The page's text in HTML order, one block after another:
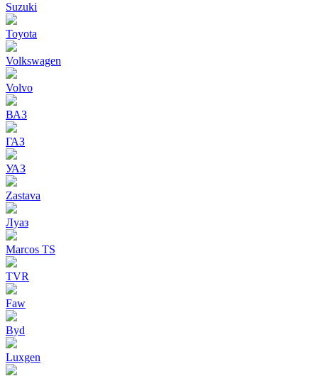
Suzuki
Toyota
Volkswagen
Volvo
ВАЗ
ГАЗ
УАЗ
Zastava
Луаз
Marcos TS
TVR
Faw
Byd
Luxgen